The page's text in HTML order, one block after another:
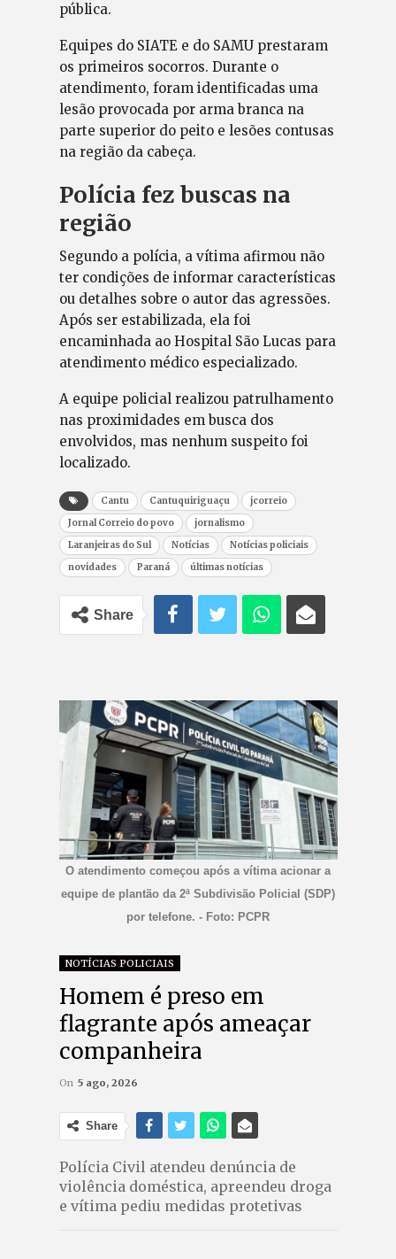
pública.
Equipes do SIATE e do SAMU prestaram
os primeiros socorros. Durante o
atendimento, foram identificadas uma
lesão provocada por arma branca na
parte superior do peito e lesões contusas
na região da cabeça.
Polícia fez buscas na
região
Segundo a polícia, a vítima afirmou não
ter condições de informar características
ou detalhes sobre o autor das agressões.
Após ser estabilizada, ela foi
encaminhada ao Hospital São Lucas para
atendimento médico especializado.
A equipe policial realizou patrulhamento
nas proximidades em busca dos
envolvidos, mas nenhum suspeito foi
localizado.
Cantu Cantuquiriguaçu
jcorreio
Jornal Correio do povo
jornalismo
Laranjeiras do Sul
Notícias
Notícias policiais
novidades
Paraná últimas notícias
Share
O atendimento começou após a vítima acionar a
equipe de plantão da 2ª Subdivisão Policial (SDP)
por telefone. - Foto: PCPR
NOTÍCIAS POLICIAIS
Homem é preso em
flagrante após ameaçar
companheira
On 5 ago, 2026
Share
Polícia Civil atendeu denúncia de
violência doméstica, apreendeu droga
e vítima pediu medidas protetivas